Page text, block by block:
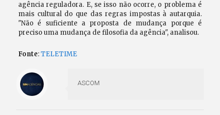
agência reguladora. E, se isso não ocorre, o problema é
mais cultural do que das regras impostas à autarquia.
"Não é suficiente a proposta de mudança porque é
preciso uma mudança de filosofia da agência", analisou.
Fonte:TELETIME
ASCOM